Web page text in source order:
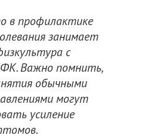
в профилактике
занимает
с
Важно помнить,
обычными
могут
усиление